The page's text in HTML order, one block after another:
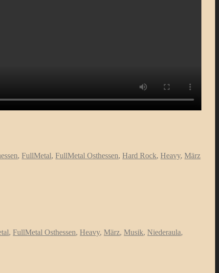
,FullMetal,FullMetal Osthessen,Hard Rock,Heavy,März
,FullMetal Osthessen,Heavy,März,Musik,Niederaula,